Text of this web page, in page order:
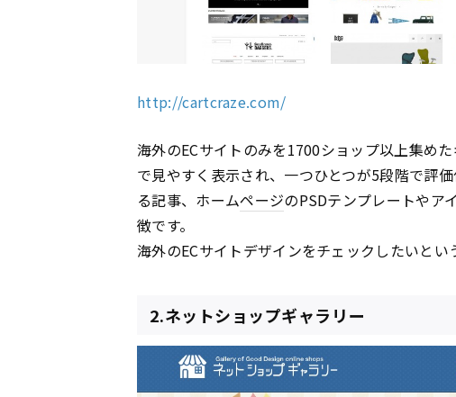
http://cartcraze.com/
海外のECサイトのみを1700ショップ以上集め
で見やすく表示され、一つひとつが5段階で評
る記事、ホームページのPSDテンプレートやア
徴です。
海外のECサイトデザインをチェックしたいとい
2.ネットショップギャラリー